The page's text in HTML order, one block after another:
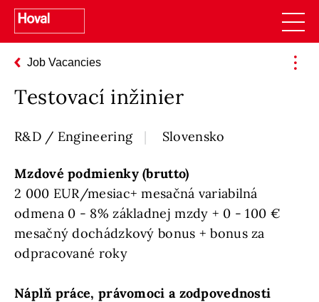
Job Vacancies
Testovací inžinier
R&D / Engineering Slovensko
Mzdové podmienky (brutto)
2 000 EUR/mesiac+ mesačná variabilná
odmena 0 - 8% základnej mzdy + 0 - 100 €
mesačný dochádzkový bonus + bonus za
odpracované roky
Náplň práce, právomoci a zodpovednosti